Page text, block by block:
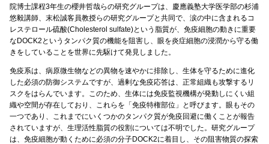
院博士課程3年生の櫻井哲哉らの研究グループは、慶應義塾大学医学部の杉浦
悠毅講師、末松誠客員教授らの研究グループと共同で、涙の中に含まれるコ
レステロール硫酸(Cholesterol sulfate)という脂質が、免疫細胞の動きに重要
なDOCK2というタンパク質の機能を阻害し、眼を炎症細胞の浸潤から守る働
きをしていることを世界に先駆けて発見しました。
免疫系は、病原微生物などの異物を速やかに排除し、生体を守るために進化
した必須の防御システムですが、過剰な免疫応答は、正常組織も攻撃するリ
スクをはらんでいます。このため、生体には免疫監視機構が発動しにくい組
織や空間が存在しており、これらを「免疫特権部位」と呼びます。眼もその
一つであり、これまでにいくつかのタンパク質が免疫回避に働くことが報告
されていますが、生理活性脂質の役割については不明でした。研究グループ
は、免疫細胞が動くために必須の分子DOCK2に着目し、その阻害物質の探索